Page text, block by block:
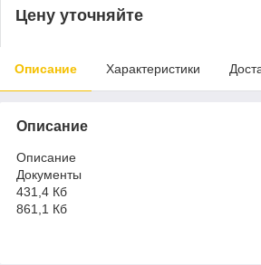
Цену уточняйте
Описание Характеристики
Описание
Описание
Документы
431,4 Кб
861,1 Кб